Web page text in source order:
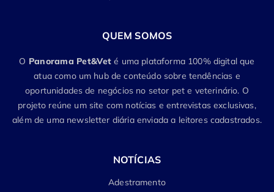
QUEM SOMOS
O Panorama Pet&Vet é uma plataforma 100% digital que
atua como um hub de conteúdo sobre tendências e
oportunidades de negócios no setor pet e veterinário. O
projeto reúne um site com notícias e entrevistas exclusivas,
além de uma newsletter diária enviada a leitores cadastrados.
NOTÍCIAS
Adestramento